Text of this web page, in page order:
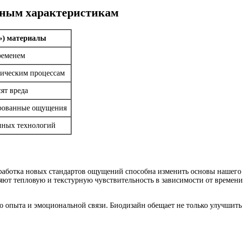
характеристикам
материалы
процессам
вреда
ощущения
технологий
новых стандартов ощущений способна изменить основы нашего
тепловую и текстурную чувствительность в зависимости от времени
опыта и эмоциональной связи. Биодизайн обещает не только улучшить